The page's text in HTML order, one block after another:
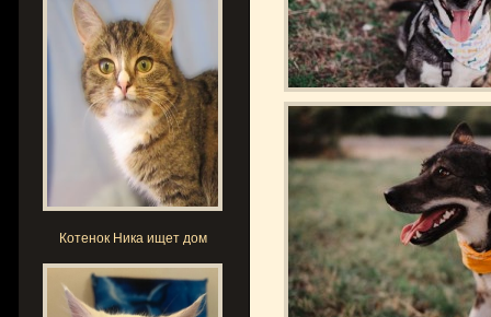
Котенок Ника ищет дом